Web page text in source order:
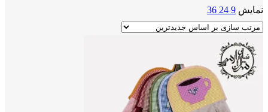
نمایش 9
24
36